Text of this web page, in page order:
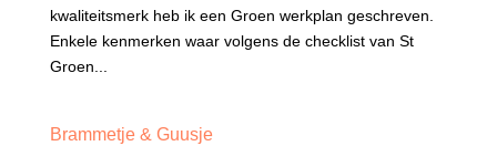
kwaliteitsmerk heb ik een Groen werkplan geschreven.
Enkele kenmerken waar volgens de checklist van St
Groen...
Brammetje & Guusje